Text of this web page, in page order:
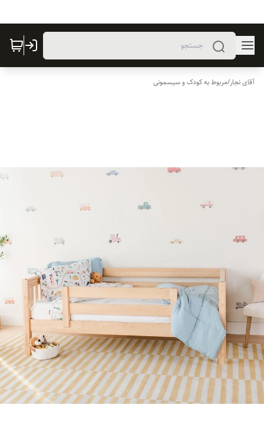
آقای نجار/مربوط به کودک و سیسمونی